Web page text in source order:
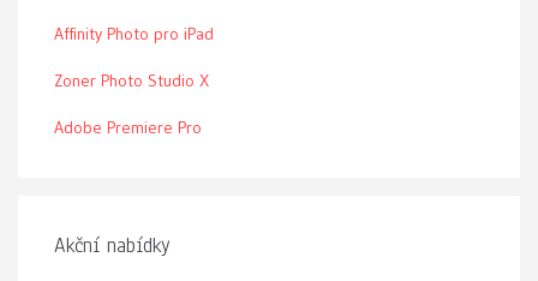
Affinity Photo pro iPad
Zoner Photo Studio X
Adobe Premiere Pro
Akční nabídky